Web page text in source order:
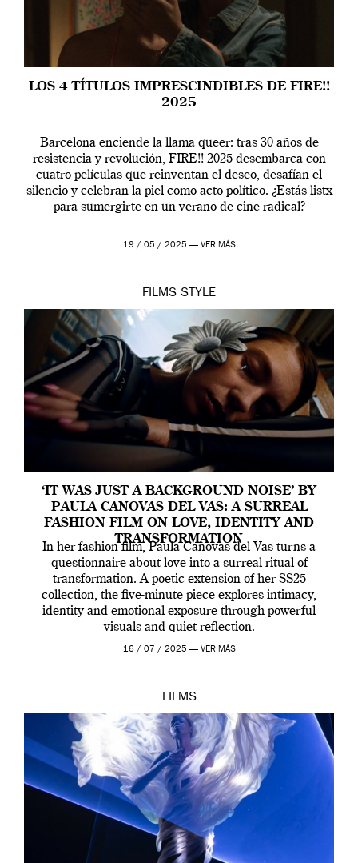
LOS 4 TÍTULOS IMPRESCINDIBLES DE FIRE!!
2025
Barcelona enciende la llama queer: tras 30 años de
resistencia y revolución, FIRE!! 2025 desembarca con
cuatro películas que reinventan el deseo, desafían el
silencio y celebran la piel como acto político. ¿Estás listx
para sumergirte en un verano de cine radical?
19 / 05 / 2025 — VER MÁS
FILMS STYLE
‘IT WAS JUST A BACKGROUND NOISE’ BY
PAULA CANOVAS DEL VAS: A SURREAL
FASHION FILM ON LOVE, IDENTITY AND
TRANSFORMATION
In her fashion film, Paula Canovas del Vas turns a
questionnaire about love into a surreal ritual of
transformation. A poetic extension of her SS25
collection, the five-minute piece explores intimacy,
identity and emotional exposure through powerful
visuals and quiet reflection.
16 / 07 / 2025 — VER MÁS
FILMS